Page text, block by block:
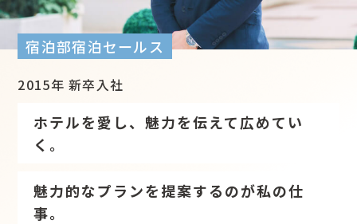
宿泊部宿泊セールス
2015年 新卒入社
ホテルを愛し、魅力を伝えて広めてい
く。
魅力的なプランを提案するのが私の仕
事。